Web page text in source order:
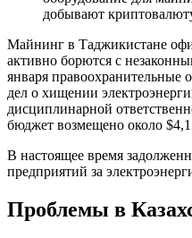
добывают
Майнинг в Таджикистане
активно борются с
января правоохранительные
дел о хищении
дисциплинарной
бюджет возмещено около
В настоящее время
предприятий за
Проблемы в